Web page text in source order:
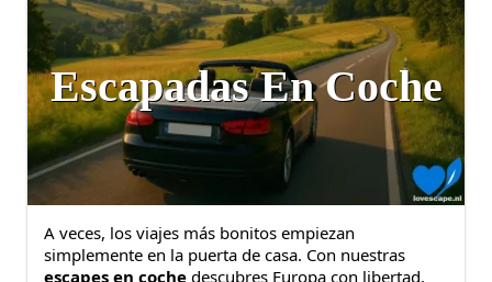
Escapadas En Coche
A veces, los viajes más bonitos empiezan
simplemente en la puerta de casa. Con nuestras
escapes en coche descubres Europa con libertad,